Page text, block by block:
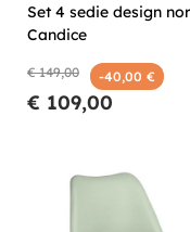
Set 4 sedie design
Candice
€ 149,00 -40,00 €
€ 109,00